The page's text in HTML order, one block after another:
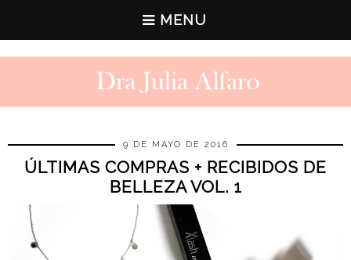
MENU
9 DE MAYO DE 2016
ÚLTIMAS COMPRAS + RECIBIDOS DE
BELLEZA VOL. 1